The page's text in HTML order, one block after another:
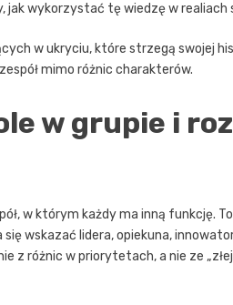
wykorzystać tę wiedzę w realiach
w ukryciu, które strzegą swojej
mimo różnic charakterów.
w grupie i
w którym każdy ma inną funkcję.
wskazać lidera, opiekuna,
z różnic w priorytetach, a nie ze „złej